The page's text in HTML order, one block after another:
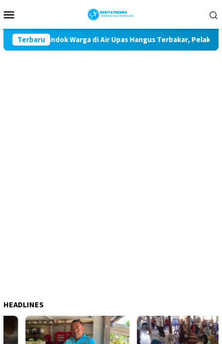
ke
Mobile
Terbaru
32 Pondok Warga di Air Upas Hangus Terbakar, Pelaku
HEADLINES